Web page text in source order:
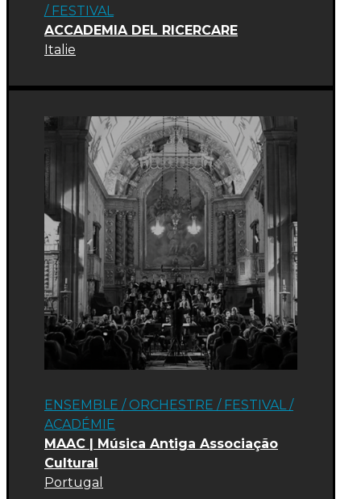
/ FESTIVAL
ACCADEMIA DEL RICERCARE
Italie
ENSEMBLE / ORCHESTRE / FESTIVAL /
ACADÉMIE
MAAC | Música Antiga Associação
Cultural
Portugal